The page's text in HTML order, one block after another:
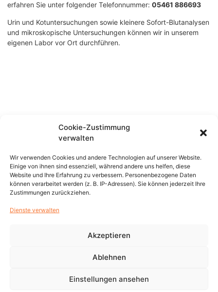
Cookie-Zustimmung
verwalten
Wir verwenden Cookies und andere Technologien auf unserer Website.
Einige von ihnen sind essenziell, während andere uns helfen, diese
Website und Ihre Erfahrung zu verbessern. Personenbezogene Daten
können verarbeitet werden (z. B. IP-Adressen). Sie können jederzeit Ihre
Zustimmungen zurückziehen.
Dienste verwalten
Akzeptieren
Ablehnen
Einstellungen ansehen
erfahren Sie unter folgender Telefonnummer: 05461 886693
Urin und Kotuntersuchungen sowie kleinere Sofort-Blutanalysen
und mikroskopische Untersuchungen können wir in unserem
eigenen Labor vor Ort durchführen.
Lokale Hilfe für Tiere in Not
Seiten für Igelliebhaber
Giftpflanzendatenbank/Vergiftung
Bundesverband praktizierender Tierärzte
Tierärztekammer Niedersachsen
Gebührenordnung für Tierärzte (GOT)
Copyright © 2026 Tierarztpraxis Bramsche